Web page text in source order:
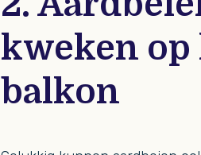
kweken op
balkon